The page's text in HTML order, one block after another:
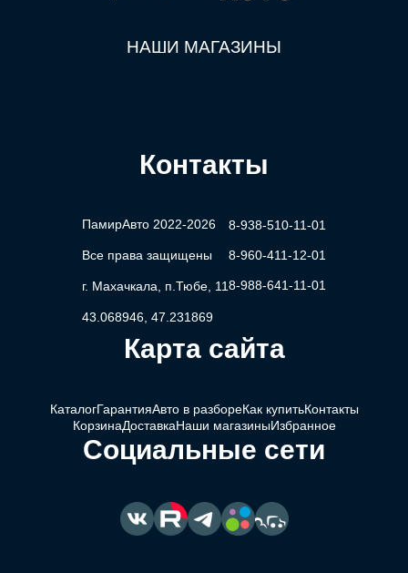
НАШИ МАГАЗИНЫ
Контакты
ПамирАвто 2022-2026
Все права защищены
г. Махачкала, п.Тюбе, 11
43.068946, 47.231869
8-938-510-11-01
8-960-411-12-01
8-988-641-11-01
Карта сайта
КаталогГарантияАвто в разбореКак купитьКонтакты
КорзинаДоставкаНаши магазиныИзбранное
Социальные сети